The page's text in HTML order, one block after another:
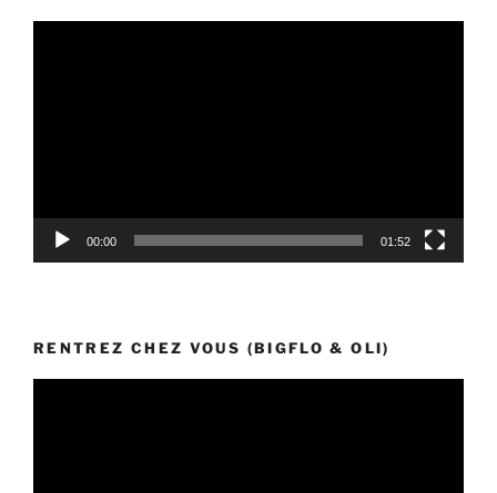
00:00 01:52
RENTREZ CHEZ VOUS (BIGFLO & OLI)